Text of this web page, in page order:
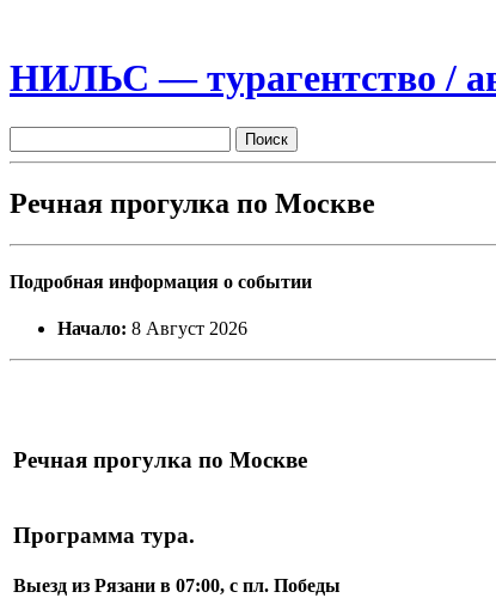
НИЛЬС — турагентство /
Речная прогулка по Москве
Подробная информация о событии
Начало: 8 Август 2026
Речная прогулка по Москве
Программа тура.
Выезд из Рязани в 07:00, с пл. Победы